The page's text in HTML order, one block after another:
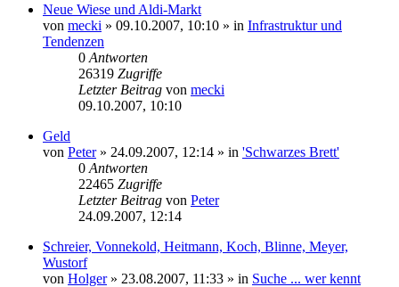
Neue Wiese und Aldi-Markt
von mecki » 09.10.2007, 10:10 » in Infrastruktur und
Tendenzen
0 Antworten
26319 Zugriffe
Letzter Beitrag von mecki
09.10.2007, 10:10
Geld
von Peter» 24.09.2007, 12:14 » in 'Schwarzes Brett'
0 Antworten
22465 Zugriffe
Letzter Beitrag von Peter
24.09.2007, 12:14
Schreier, Vonnekold, Heitmann, Koch, Blinne, Meyer,
Wustorf
von Holger» 23.08.2007, 11:33 » in Suche ... wer kennt